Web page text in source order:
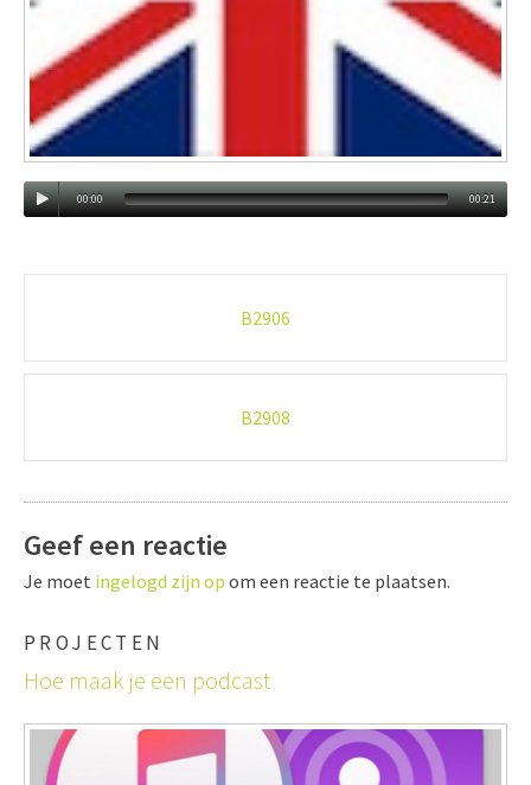
00:00 00:21
B2906
B2908
Geef een reactie
Je moet ingelogd zijn op om een reactie te plaatsen.
PROJECTEN
Hoe maak je een podcast